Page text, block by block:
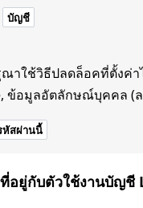
บัญชี
าใช้วิธีปลดล็อคที่ตั้งค่
ข้อมูลอัตลักษณ์บุคคล (
หัสผ่านนี้
ยู่กับตัวใช้งานบัญชี